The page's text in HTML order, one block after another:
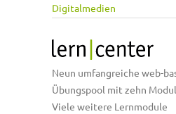
Digitalmedien
Neun umfangreiche web-
Übungspool mit zehn
Viele weitere Lernmodule